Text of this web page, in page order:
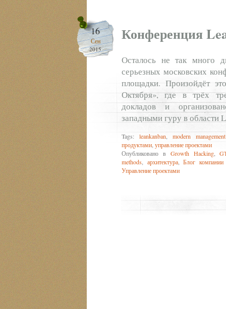
16
Сен
2015
Конференция
Осталось не так много
серьезных московских
площадки. Произойдёт
Октября», где в трёх
докладов и
западными гуру в области
Tags: leankanban
modern
продуктами управление проектами
Опубликовано в Growth Hacking,
methods
архитектура,Блог компании
Управление проектами